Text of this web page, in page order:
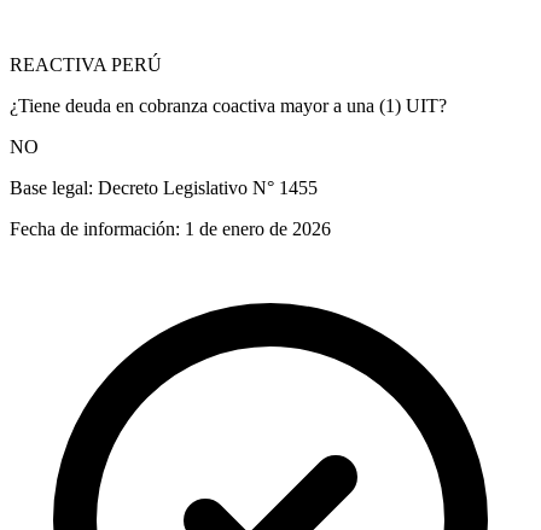
REACTIVA PERÚ
¿Tiene deuda en cobranza coactiva mayor a una (1) UIT?
NO
Base legal: Decreto Legislativo N° 1455
Fecha de información: 1 de enero de 2026